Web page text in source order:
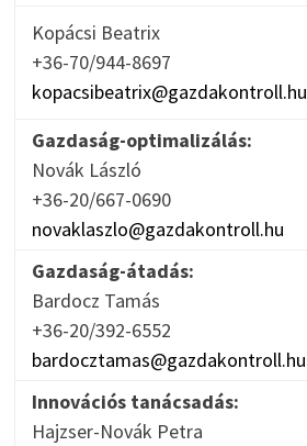
Kopácsi Beatrix
+36-70/944-8697
kopacsibeatrix@gazdakontroll.hu
Gazdaság-optimalizálás:
Novák László
+36-20/667-0690
novaklaszlo@gazdakontroll.hu
Gazdaság-átadás:
Bardocz Tamás
+36-20/392-6552
bardocztamas@gazdakontroll.hu
Innovációs tanácsadás:
Hajzser-Novák Petra